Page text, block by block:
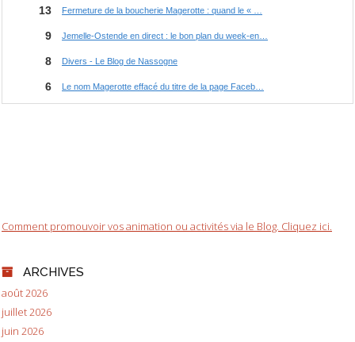
Comment promouvoir vos animation ou activités via le Blog. Cliquez ici.
ARCHIVES
août 2026
juillet 2026
juin 2026